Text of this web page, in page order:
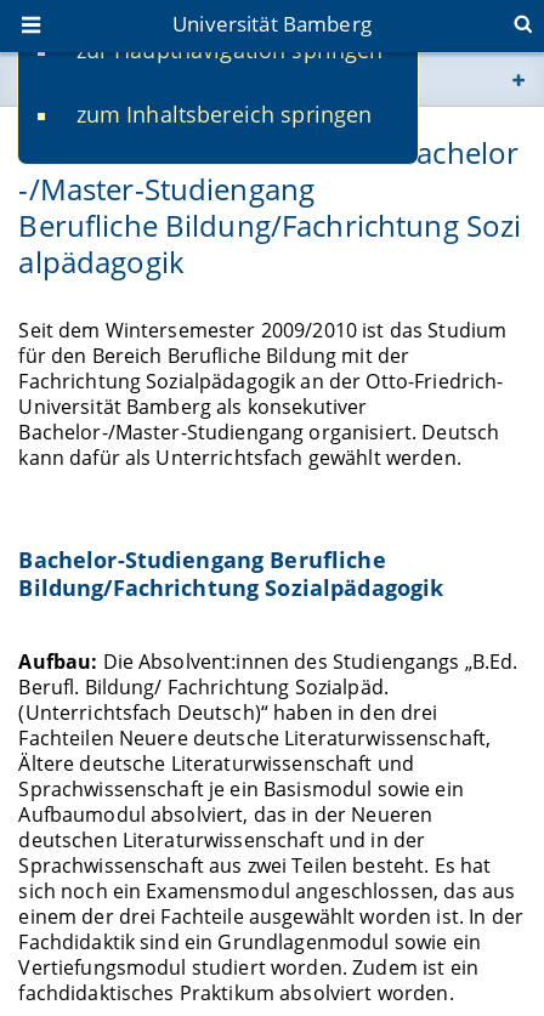
zur Hauptnavigation springen
zum Inhaltsbereich springen
Universität Bamberg
www.uni-bamberg.de
univis.uni-bamberg.de
fis.uni-bamberg.de
Unterrichtsfach Deutsch im Bachelor
-/Master-Studiengang
Berufliche Bildung/Fachrichtung Sozi
alpädagogik
Seit dem Wintersemester 2009/2010 ist das Studium
für den Bereich Berufliche Bildung mit der
Fachrichtung Sozialpädagogik an der Otto-Friedrich-
Universität Bamberg als konsekutiver
Bachelor-/Master-Studiengang organisiert. Deutsch
kann dafür als Unterrichtsfach gewählt werden.
Bachelor-Studiengang Berufliche
Bildung/Fachrichtung Sozialpädagogik
Aufbau: Die Absolvent:innen des Studiengangs „B.Ed.
Berufl. Bildung/ Fachrichtung Sozialpäd.
(Unterrichtsfach Deutsch)“ haben in den drei
Fachteilen Neuere deutsche Literaturwissenschaft,
Ältere deutsche Literaturwissenschaft und
Sprachwissenschaft je ein Basismodul sowie ein
Aufbaumodul absolviert, das in der Neueren
deutschen Literaturwissenschaft und in der
Sprachwissenschaft aus zwei Teilen besteht. Es hat
sich noch ein Examensmodul angeschlossen, das aus
einem der drei Fachteile ausgewählt worden ist. In der
Fachdidaktik sind ein Grundlagenmodul sowie ein
Vertiefungsmodul studiert worden. Zudem ist ein
fachdidaktisches Praktikum absolviert worden.